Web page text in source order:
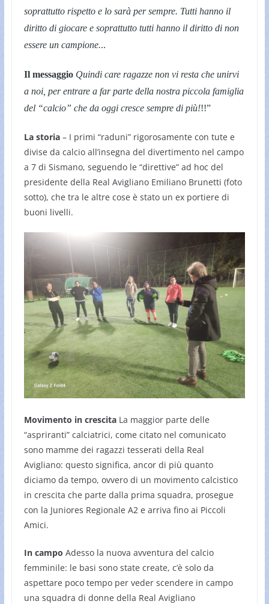
soprattutto rispetto e lo sarà per sempre. Tutti hanno il
diritto di giocare e soprattutto tutti hanno il diritto di non
essere un campione...
Il messaggio Quindi care ragazze non vi resta che unirvi
a noi, per entrare a far parte della nostra piccola famiglia
del “calcio” che da oggi cresce sempre di più!!!”
La storia– I primi “raduni” rigorosamente con tute e
divise da calcio all’insegna del divertimento nel campo
a 7 di Sismano, seguendo le “direttive” ad hoc del
presidente della Real Avigliano Emiliano Brunetti (foto
sotto), che tra le altre cose è stato un ex portiere di
buoni livelli.
Movimento in crescita La maggior parte delle
“aspriranti” calciatrici, come citato nel comunicato
sono mamme dei ragazzi tesserati della Real
Avigliano: questo significa, ancor di più quanto
diciamo da tempo, ovvero di un movimento calcistico
in crescita che parte dalla prima squadra, prosegue
con la Juniores Regionale A2 e arriva fino ai Piccoli
Amici.
In campo Adesso la nuova avventura del calcio
femminile: le basi sono state create, c’è solo da
aspettare poco tempo per veder scendere in campo
una squadra di donne della Real Avigliano